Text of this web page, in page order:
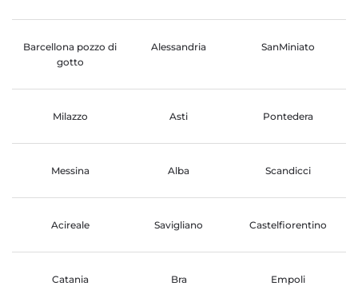
Barcellona pozzo di
gotto
Alessandria SanMiniato
Milazzo Asti Pontedera
Messina Alba Scandicci
Acireale Savigliano Castelfiorentino
Catania Bra Empoli